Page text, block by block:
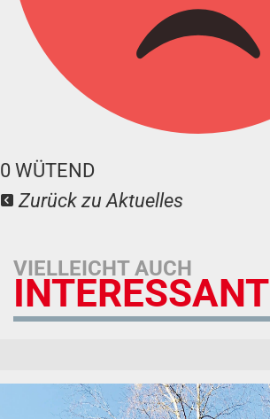
0 WÜTEND
Zurück zu Aktuelles
VIELLEICHT AUCH
INTERESSANT